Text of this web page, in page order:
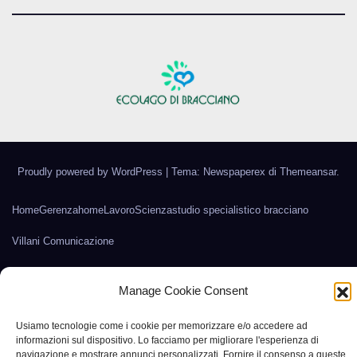
Manage Cookie Consent
Usiamo tecnologie come i cookie per memorizzare e/o accedere ad
informazioni sul dispositivo. Lo facciamo per migliorare l'esperienza di
navigazione e mostrare annunci personalizzati. Fornire il consenso a queste
Proudly powered by WordPress | Tema: Newspaperex di Themeansar.
HomeGerenzahomeLavoroScienzastudio specialistico bracciano
Villani Comunicazione